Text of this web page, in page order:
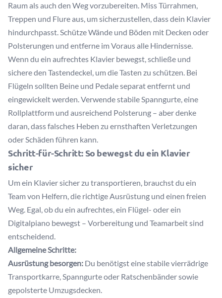
Raum als auch den Weg vorzubereiten. Miss Türrahmen,
Treppen und Flure aus, um sicherzustellen, dass dein Klavier
hindurchpasst. Schütze Wände und Böden mit Decken oder
Polsterungen und entferne im Voraus alle Hindernisse.
Wenn du ein aufrechtes Klavier bewegst, schließe und
sichere den Tastendeckel, um die Tasten zu schützen. Bei
Flügeln sollten Beine und Pedale separat entfernt und
eingewickelt werden. Verwende stabile Spanngurte, eine
Rollplattform und ausreichend Polsterung – aber denke
daran, dass falsches Heben zu ernsthaften Verletzungen
oder Schäden führen kann.
Schritt-für-Schritt: So bewegst du ein Klavier
sicher
Um ein Klavier sicher zu transportieren, brauchst du ein
Team von Helfern, die richtige Ausrüstung und einen freien
Weg. Egal, ob du ein aufrechtes, ein Flügel- oder ein
Digitalpiano bewegst – Vorbereitung und Teamarbeit sind
entscheidend.
Allgemeine Schritte:
Ausrüstung besorgen: Du benötigst eine stabile vierrädrige
Transportkarre, Spanngurte oder Ratschenbänder sowie
gepolsterte Umzugsdecken.